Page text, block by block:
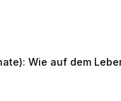
Wie auf dem